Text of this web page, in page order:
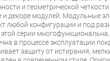
и геометрической
и декоре модулей. Модульные
любой конфигурации и под
серии
в процессе эксплуатации
защиту от истирания,